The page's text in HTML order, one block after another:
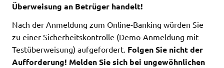
Überweisung an Betrüger handelt!
Nach der Anmeldung zum Online-Banking würden Sie
zu einer Sicherheitskontrolle (Demo-Anmeldung mit
Testüberweisung) aufgefordert. Folgen Sie nicht der
Aufforderung! Melden Sie sich bei ungewöhnlichen